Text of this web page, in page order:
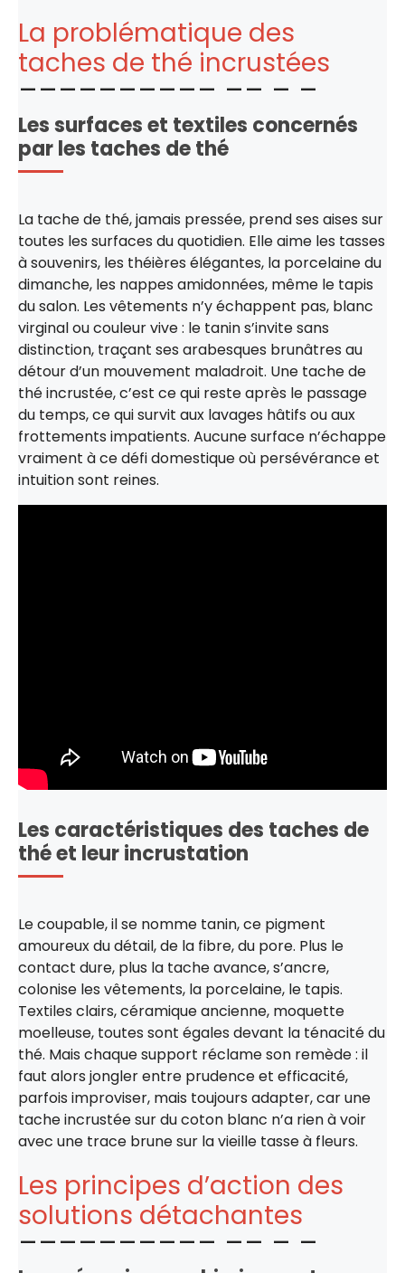
La problématique des
taches de thé incrustées
Les surfaces et textiles concernés
par les taches de thé
La tache de thé, jamais pressée, prend ses aises sur
toutes les surfaces du quotidien. Elle aime les tasses
à souvenirs, les théières élégantes, la porcelaine du
dimanche, les nappes amidonnées, même le tapis
du salon. Les vêtements n’y échappent pas, blanc
virginal ou couleur vive : le tanin s’invite sans
distinction, traçant ses arabesques brunâtres au
détour d’un mouvement maladroit. Une tache de
thé incrustée, c’est ce qui reste après le passage
du temps, ce qui survit aux lavages hâtifs ou aux
frottements impatients. Aucune surface n’échappe
vraiment à ce défi domestique où persévérance et
intuition sont reines.
Les caractéristiques des taches de
thé et leur incrustation
Le coupable, il se nomme tanin, ce pigment
amoureux du détail, de la fibre, du pore. Plus le
contact dure, plus la tache avance, s’ancre,
colonise les vêtements, la porcelaine, le tapis.
Textiles clairs, céramique ancienne, moquette
moelleuse, toutes sont égales devant la ténacité du
thé. Mais chaque support réclame son remède : il
faut alors jongler entre prudence et efficacité,
parfois improviser, mais toujours adapter, car une
tache incrustée sur du coton blanc n’a rien à voir
avec une trace brune sur la vieille tasse à fleurs.
Les principes d’action des
solutions détachantes